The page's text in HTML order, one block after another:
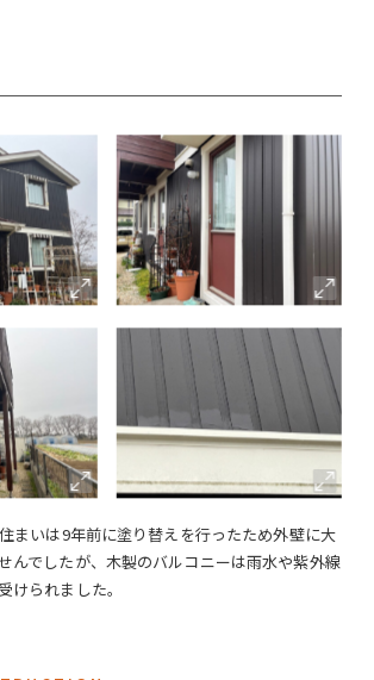
まいは9年前に塗り替えを行ったため外壁に大
んでしたが、木製のバルコニーは雨水や紫外線
けられました。